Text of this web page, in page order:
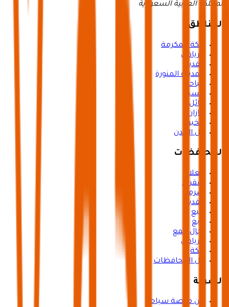
المملكة العربية السعودية
المناطق
مكة المكرمة
الرياض
القدية
المدينة المنورة
الباحة
عسير
حائل
جازان
الخبر
كل المدن
المحافظات
العلا
شقراء
ضرما
القدية
ينبع
رابغ
رجال المع
الرياض
مكة
كل المحافظات
الشركة
عن منصة سياحة